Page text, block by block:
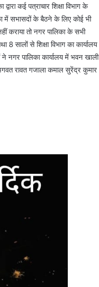
कई पत्राचार शिक्षा विभाग के
में सभासदों के बैठने के लिए कोई भी
कराया तो नगर पालिका के सभी
8 सालों से शिक्षा विभाग का कार्यालय
नगर पालिका कार्यालय में भवन खाली
रावत गजाला कमाल सुरेंद्र कुमार